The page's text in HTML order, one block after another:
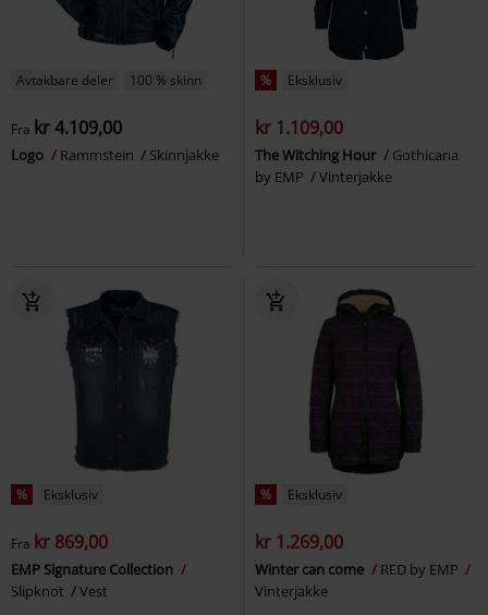
Avtakbare deler 100 % skinn
Fra kr 4.109,00
Logo Rammstein Skinnjakke
% Eksklusiv
kr 1.109,00
The Witching Hour
Gothicana
by EMP
Vinterjakke
% Eksklusiv
Fra kr 869,00
EMP Signature Collection
Slipknot
Vest
% Eksklusiv
kr 1.269,00
Winter can come
RED by EMP
Vinterjakke